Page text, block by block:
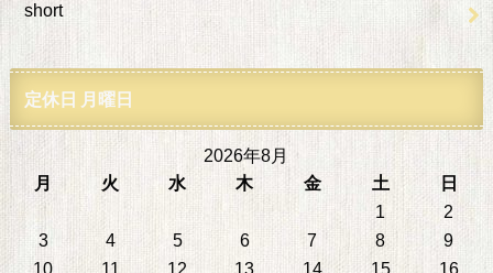
short
定休日 月曜日
2026年8月
月
火 水 木 金 土
日
1
2
3
4 5 6 7 8
9